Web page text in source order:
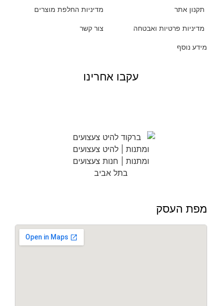
תקנון אתר
מדיניות פרטיות ואבטחה
מידע נוסף
מדיניות החלפת מוצרים
צור קשר
עקבו אחרינו
מפת העסק